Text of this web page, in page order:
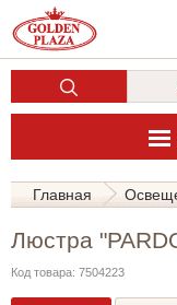
Главная
Люстра
Код товара: 7504223